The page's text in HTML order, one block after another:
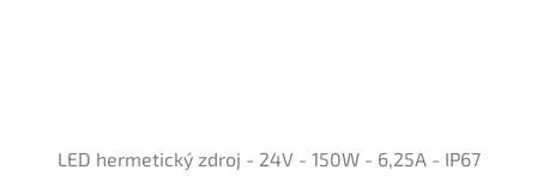
LED hermetický zdroj - 24V - 150W - 6,25A - IP67